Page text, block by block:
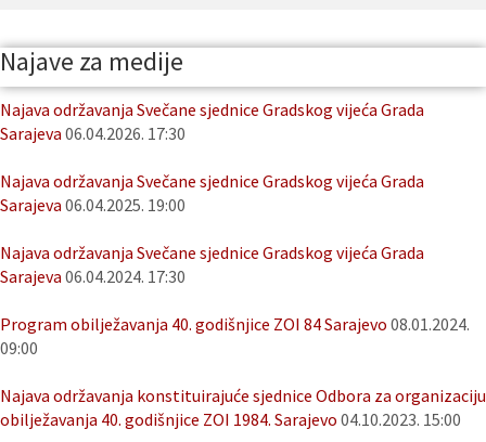
Najave za medije
Najava održavanja Svečane sjednice Gradskog vijeća Grada
Sarajeva 06.04.2026. 17:30
Najava održavanja Svečane sjednice Gradskog vijeća Grada
Sarajeva 06.04.2025. 19:00
Najava održavanja Svečane sjednice Gradskog vijeća Grada
Sarajeva 06.04.2024. 17:30
Program obilježavanja 40. godišnjice ZOI 84 Sarajevo 08.01.2024.
09:00
Najava održavanja konstituirajuće sjednice Odbora za organizaciju
obilježavanja 40. godišnjice ZOI 1984. Sarajevo 04.10.2023. 15:00